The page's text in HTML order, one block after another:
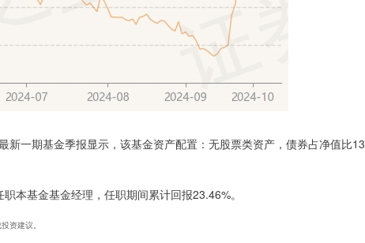
新一期基金季报显示，该基金资产配置：无股票类资产，债券占净值比13
本基金基金经理，任职期间累计回报23.46%。
资建议。